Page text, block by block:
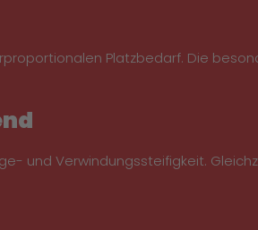
Platzbedarf. Die
und Verwindungssteifigkeit.